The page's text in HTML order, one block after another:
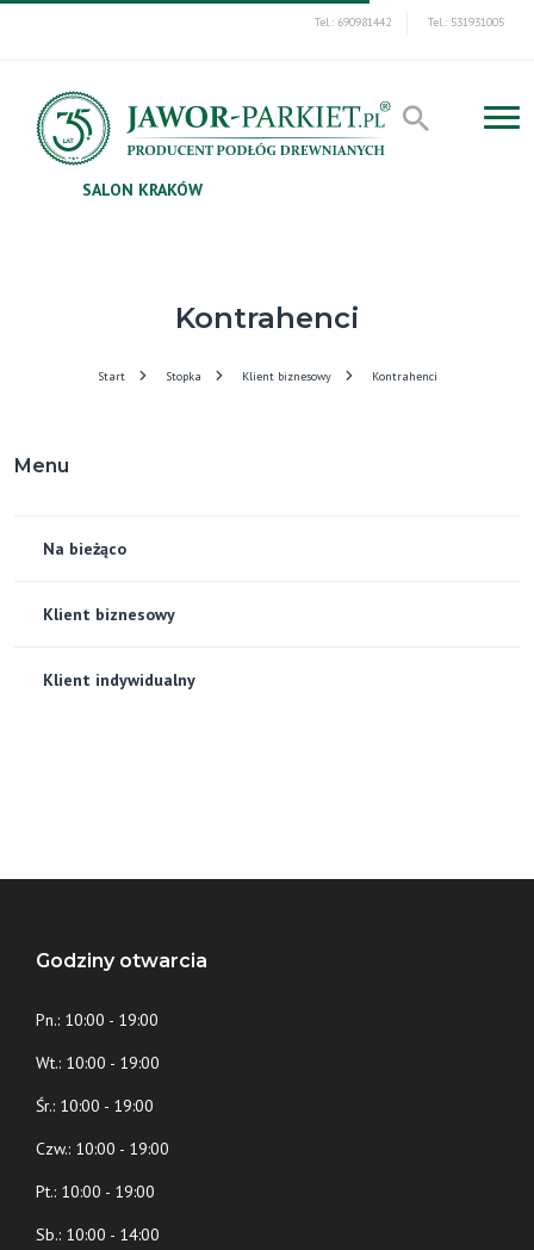
Tel.: 690981442 Tel.: 531931005
SALON KRAKÓW
Kontrahenci
Start Stopka Klient biznesowy Kontrahenci
Menu
Na bieżąco
Klient biznesowy
Klient indywidualny
Godziny otwarcia
Pn.: 10:00 - 19:00
Wt.: 10:00 - 19:00
Śr.: 10:00 - 19:00
Czw.: 10:00 - 19:00
Pt.: 10:00 - 19:00
Sb.: 10:00 - 14:00